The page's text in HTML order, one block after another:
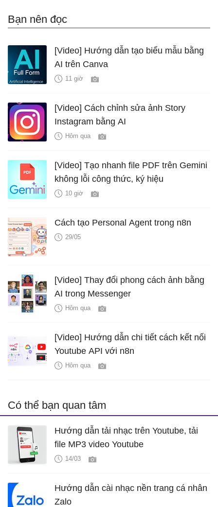
Bạn nên đọc
[Video] Hướng dẫn tạo biểu mẫu bằng
AI trên Canva
11 giờ
[Video] Cách chỉnh sửa ảnh Story
Instagram bằng AI
Hôm qua
[Video] Tạo nhanh file PDF trên Gemini
không lỗi công thức, ký hiệu
10 giờ
Cách tạo Personal Agent trong n8n
29/05
[Video] Thay đổi phong cách ảnh bằng
AI trong Messenger
Hôm qua
[Video] Hướng dẫn chi tiết cách kết nối
Youtube API với n8n
Hôm qua
Có thể bạn quan tâm
Hướng dẫn tải nhạc trên Youtube, tải
file MP3 video Youtube
14/03
Hướng dẫn cài nhạc nền trang cá nhân
Zalo